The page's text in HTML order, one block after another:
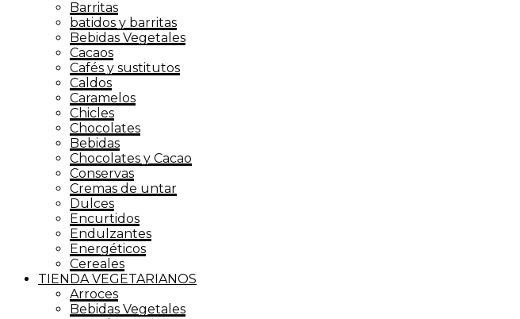
Barritas
batidos y barritas
Bebidas Vegetales
Cacaos
Cafés y sustitutos
Caldos
Caramelos
Chicles
Chocolates
Bebidas
Chocolates y Cacao
Conservas
Cremas de untar
Dulces
Encurtidos
Endulzantes
Energéticos
Cereales
TIENDA VEGETARIANOS
Arroces
Bebidas Vegetales